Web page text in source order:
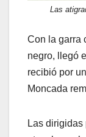
Las
Con la garra
negro, llegó
recibió por
Moncada
Las dirigidas